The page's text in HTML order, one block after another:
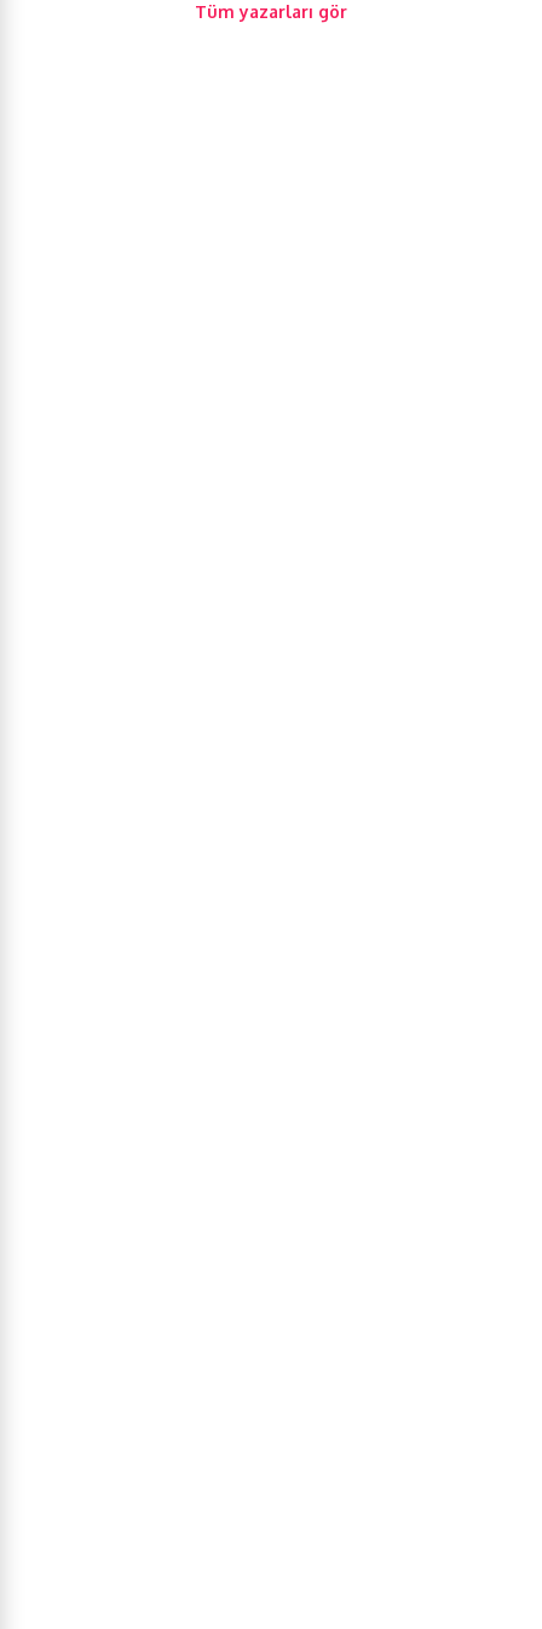
Tüm yazarları gör